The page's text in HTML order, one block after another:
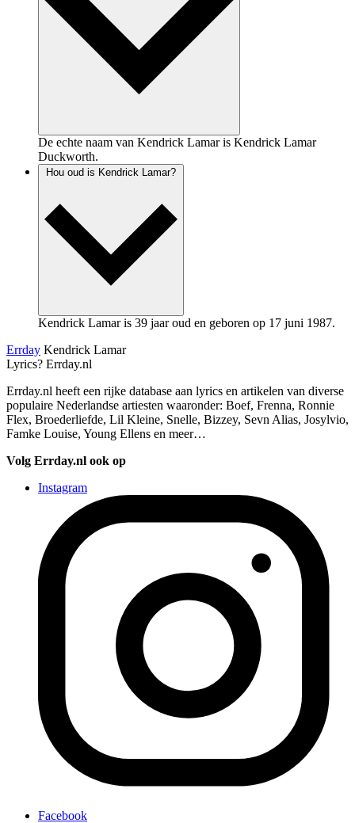
De echte naam van Kendrick Lamar is Kendrick Lamar
Duckworth.
Hou oud is Kendrick Lamar?
Kendrick Lamar is 39 jaar oud en geboren op 17 juni 1987.
Errday Kendrick Lamar
Lyrics? Errday.nl
Errday.nl heeft een rijke database aan lyrics en artikelen van diverse
populaire Nederlandse artiesten waaronder: Boef, Frenna, Ronnie
Flex, Broederliefde, Lil Kleine, Snelle, Bizzey, Sevn Alias, Josylvio,
Famke Louise, Young Ellens en meer…
Volg Errday.nl ook op
Instagram
Facebook